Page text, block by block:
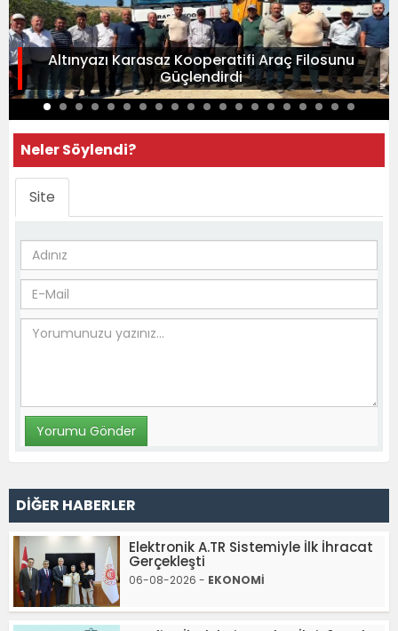
Altınyazı Karasaz Kooperatifi Araç Filosunu
Güçlendirdi
Neler Söylendi?
Site
DİĞER HABERLER
Elektronik A.TR Sistemiyle İlk İhracat
Gerçekleşti
06-08-2026 - EKONOMİ